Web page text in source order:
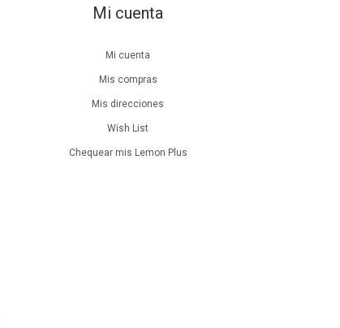
Mi cuenta
Mi cuenta
Mis compras
Mis direcciones
Wish List
Chequear mis Lemon Plus